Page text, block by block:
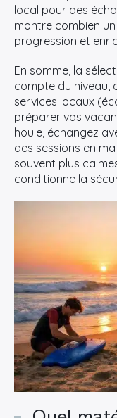
local pour des
montre combien
progression et
En somme, la
compte du niveau,
services locaux
préparer vos
houle, échangez
des sessions en
souvent plus
conditionne la